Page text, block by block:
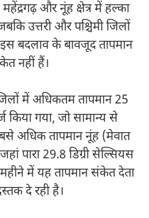
और नूंह क्षेत्र में हल्का
उत्तरी और पश्चिमी जिलों
बदलाव के बावजूद तापमान
नहीं हैं।
में अधिकतम तापमान 25
किया गया, जो सामान्य से
अधिक तापमाननूंह (मेवात
जहां पारा 29.8 डिग्री सेल्सियस
में यह तापमान संकेत देता
दे रही है।